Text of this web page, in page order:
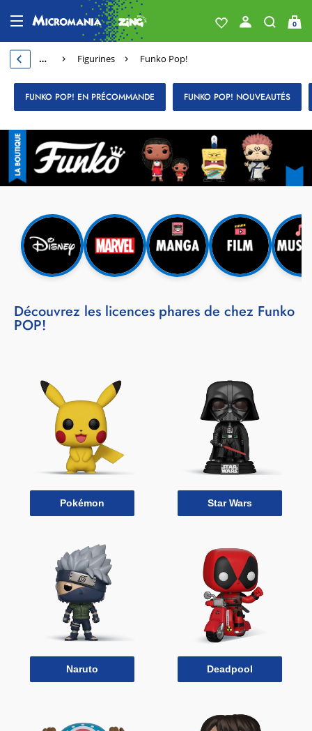
0
… Figurines Funko Pop!
FUNKO POP! EN PRÉCOMMANDE FUNKO POP! NOUVEAUTÉS
Découvrez les licences phares de chez Funko
POP!
Pokémon Star Wars
Naruto Deadpool